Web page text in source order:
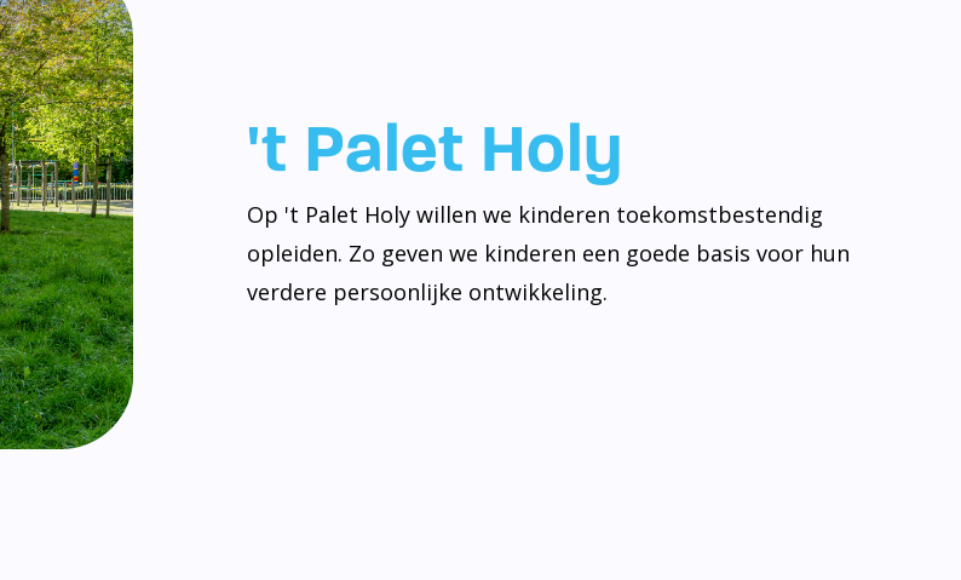
't Palet Holy
Op 't Palet Holy willen we kinderen toekomstbestendig
opleiden. Zo geven we kinderen een goede basis voor hun
verdere persoonlijke ontwikkeling.